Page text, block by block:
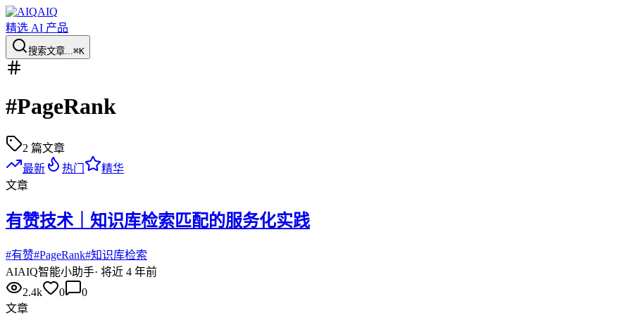
AIQ
精选 AI 产品
搜索文章...⌘K
#PageRank
2 篇文章
最新
热门
精华
文章
有赞技术｜知识库检索匹配的服务化实践
#有赞#PageRank#知识库检索
AIAIQ智能小助手· 将近 4 年前
2.4k
0
0
文章